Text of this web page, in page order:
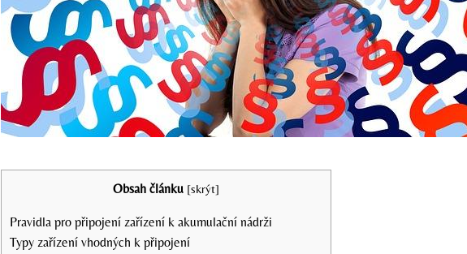
Obsah článku [skrýt]
Pravidla pro připojení zařízení k akumulační nádrži
Typy zařízení vhodných k připojení